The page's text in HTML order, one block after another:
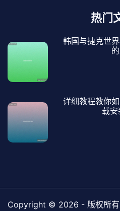
热门
韩国与捷克世
详细教程教你
载安
Copyright © 2026 - 版权所有